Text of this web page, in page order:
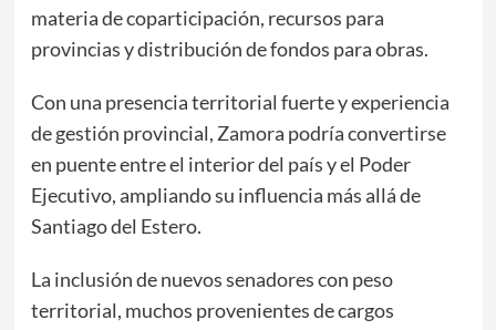
materia de coparticipación, recursos para
provincias y distribución de fondos para obras.
Con una presencia territorial fuerte y experiencia
de gestión provincial, Zamora podría convertirse
en puente entre el interior del país y el Poder
Ejecutivo, ampliando su influencia más allá de
Santiago del Estero.
La inclusión de nuevos senadores con peso
territorial, muchos provenientes de cargos